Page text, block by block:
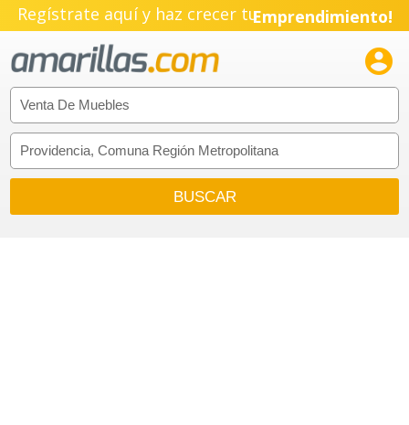
Regístrate aquí y haz crecer tuEmprendimiento!
